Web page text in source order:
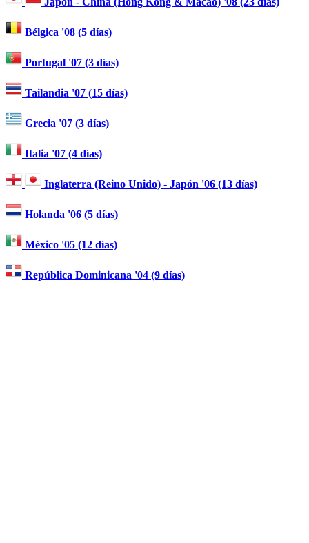
Bélgica '08 (5 días)
Portugal '07 (3 días)
Tailandia '07 (15 días)
Grecia '07 (3 días)
Italia '07 (4 días)
Inglaterra (Reino Unido) - Japón '06 (13 días)
Holanda '06 (5 días)
México '05 (12 días)
República Dominicana '04 (9 días)